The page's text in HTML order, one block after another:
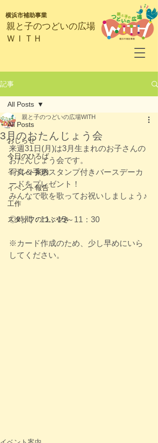
​親と子のつどいの広場
ＷＩＴＨ
横浜市補助事業
記事
All Posts
おしらせ
今日のひろば
イベント案内
イベント報告
工作
スタッフのつぶやき
All Posts
3月のおたんじょう会
親と子のつどいの広場WITH
来週31日(月)は3月生まれのお子さんの
おたんじょう会です。
写真＆手形スタンプ付きバースデーカ
ードをプレゼント！
みんなで歌を歌ってお祝いしましょう♪
◎時間：11：15～11：30
※カード作成のため、少し早めにいら
してください。